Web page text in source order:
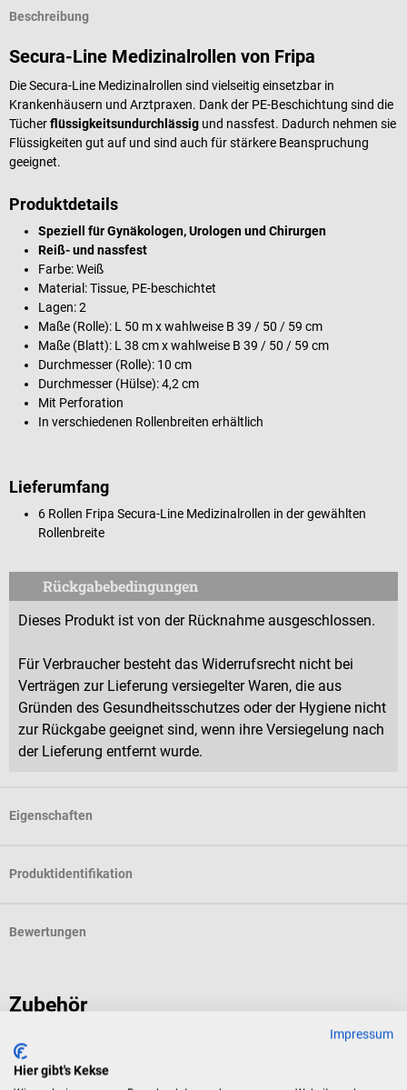
Beschreibung
Secura-Line Medizinalrollen von Fripa
Die Secura-Line Medizinalrollen sind vielseitig einsetzbar in
Krankenhäusern und Arztpraxen. Dank der PE-Beschichtung sind die
Tücherflüssigkeitsundurchlässig und nassfest. Dadurch nehmen sie
Flüssigkeiten gut auf und sind auch für stärkere Beanspruchung
geeignet.
Produktdetails
Speziell für Gynäkologen, Urologen und Chirurgen
Reiß- und nassfest
Farbe: Weiß
Material: Tissue, PE-beschichtet
Lagen: 2
Maße (Rolle): L 50 m x wahlweise B 39 / 50 / 59 cm
Maße (Blatt): L 38 cm x wahlweise B 39 / 50 / 59 cm
Durchmesser (Rolle): 10 cm
Durchmesser (Hülse): 4,2 cm
Mit Perforation
In verschiedenen Rollenbreiten erhältlich
Lieferumfang
6 Rollen Fripa Secura-Line Medizinalrollen in der gewählten
Rollenbreite
Rückgabebedingungen
Dieses Produkt ist von der Rücknahme ausgeschlossen.
Für Verbraucher besteht das Widerrufsrecht nicht bei
Verträgen zur Lieferung versiegelter Waren, die aus
Gründen des Gesundheitsschutzes oder der Hygiene nicht
zur Rückgabe geeignet sind, wenn ihre Versiegelung nach
der Lieferung entfernt wurde.
Eigenschaften
Produktidentifikation
Bewertungen
Zubehör
1m4
Fußauflage
Impressum
Hier gibt's Kekse